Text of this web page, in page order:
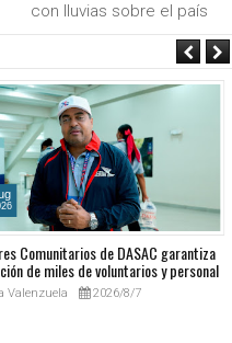
con lluvias sobre el país
Comunitarios de DASAC garantiza
de miles de voluntarios y personal
Juegos Centroamericanos y del
Domingo 2026
Valenzuela 2026/8/7